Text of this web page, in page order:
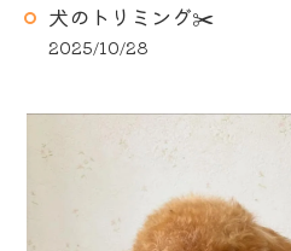
犬のトリミング✂️
2025/10/28